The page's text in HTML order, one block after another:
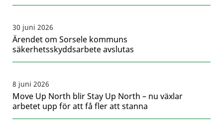
30 juni 2026
Ärendet om Sorsele kommuns
säkerhetsskyddsarbete avslutas
8 juni 2026
Move Up North blir Stay Up North – nu växlar
arbetet upp för att få fler att stanna